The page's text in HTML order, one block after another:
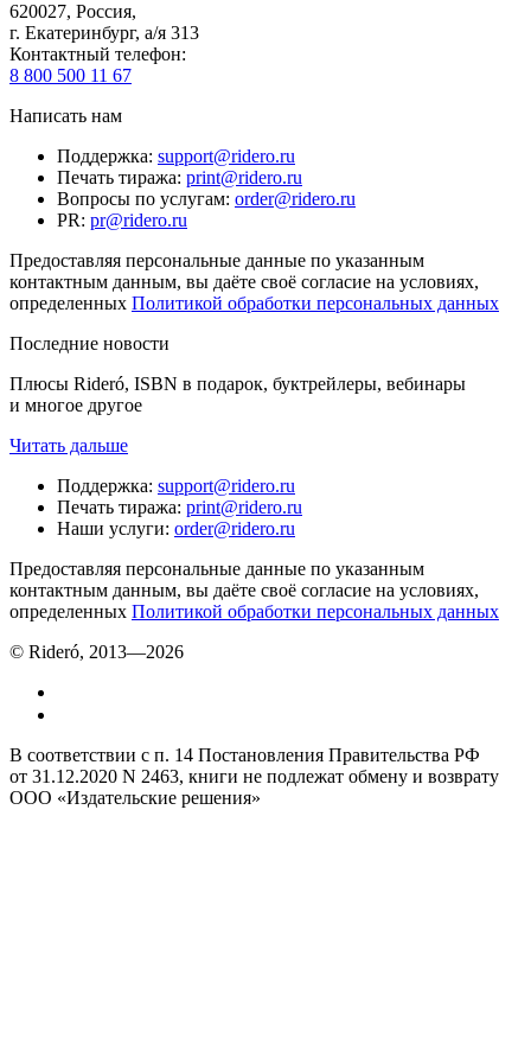
620027, Россия,
г. Екатеринбург, а/я 313
Контактный телефон:
8 800 500 11 67
Написать нам
Поддержка: support@ridero.ru
Печать тиража: print@ridero.ru
Вопросы по услугам: order@ridero.ru
PR: pr@ridero.ru
Предоставляя персональные данные по указанным
контактным данным, вы даёте своё согласие на условиях,
определенных Политикой обработки персональных данных
Последние новости
Плюсы Rideró, ISBN в подарок, буктрейлеры, вебинары
и многое другое
Читать дальше
Поддержка: support@ridero.ru
Печать тиража: print@ridero.ru
Наши услуги: order@ridero.ru
Предоставляя персональные данные по указанным
контактным данным, вы даёте своё согласие на условиях,
определенных Политикой обработки персональных данных
© Rideró, 2013—2026
В соответствии с п. 14 Постановления Правительства РФ
от 31.12.2020 N 2463, книги не подлежат обмену и возврату
ООО «Издательские решения»